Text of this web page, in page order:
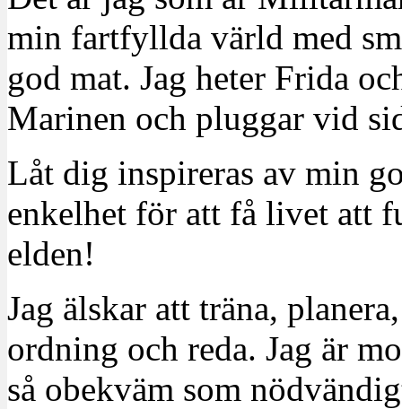
min fartfyllda värld med
god mat. Jag heter Frida
Marinen och pluggar vid
Låt dig inspireras av min
enkelhet för att få livet att
elden!
Jag älskar att träna,
ordning och reda. Jag är
så obekväm som